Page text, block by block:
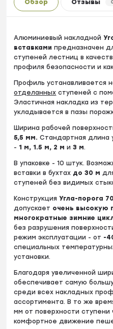
Обзор Отзывы
Алюминиевый накладной
вставками предназначен
ступеней лестниц в
профиля безопасности и
Профиль устанавливается
отделанных ступеней с
Эластичная накладка из
укладывается в пазы
Ширина рабочей
5,5 мм.Стандартная длина
- 1 м, 1.5 м, 2 ми3 м.
В упаковке - 10 штук.
вставки в бухтах до 30 м
ступеней без видимых
КонструкцияУгла-порога
допускает очень высокую
многократные зимние
без разрушения
режим эксплуатации - от -
специальных
установки.
Благодаря увеличенной
обеспечивает самую
среди всех накладных
ассортимента. В то же
мм от поверхности ступени
комфортное движение